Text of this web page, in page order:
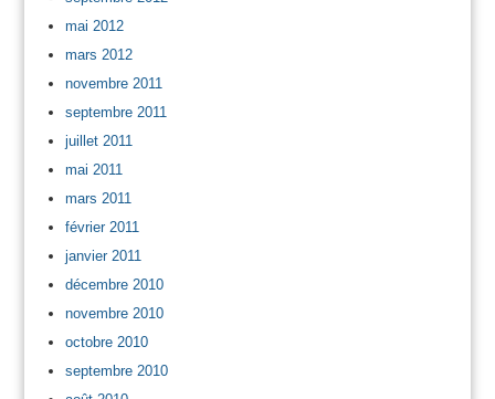
mai 2012
mars 2012
novembre 2011
septembre 2011
juillet 2011
mai 2011
mars 2011
février 2011
janvier 2011
décembre 2010
novembre 2010
octobre 2010
septembre 2010